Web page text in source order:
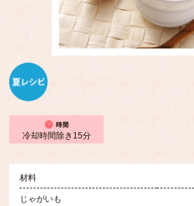
冷却時間除き15分
材料
じゃがいも